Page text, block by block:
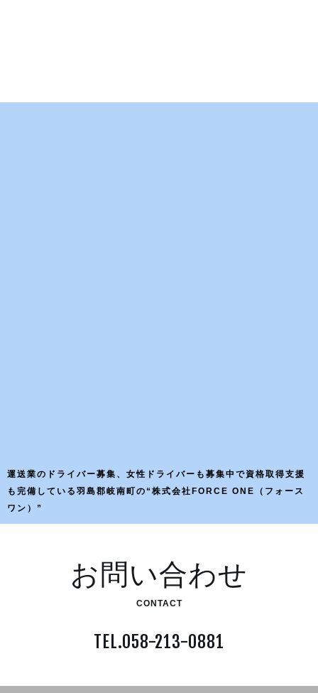
運送業のドライバー募集、女性ドライバーも募集中で資格取得支援
も完備している羽島郡岐南町の“株式会社FORCE ONE（フォース
ワン）”
お問い合わせ
CONTACT
TEL.058-213-0881